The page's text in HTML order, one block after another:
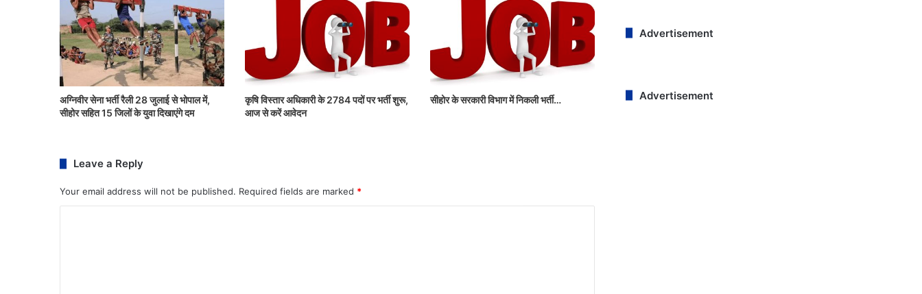
अग्निवीर सेना भर्ती रैली 28 जुलाई से भोपाल में,
सीहोर सहित 15 जिलों के युवा दिखाएंगे दम
कृषि विस्तार अधिकारी के 2784 पदों पर भर्ती शुरू,
आज से करें आवेदन
सीहोर के सरकारी विभाग में निकली भर्ती…
Leave a Reply
Your email address will not be published. Required fields are marked *
Advertisement
Advertisement